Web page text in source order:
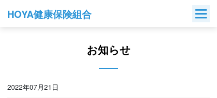
HOYA健康保険組合
お知らせ
2022年07月21日